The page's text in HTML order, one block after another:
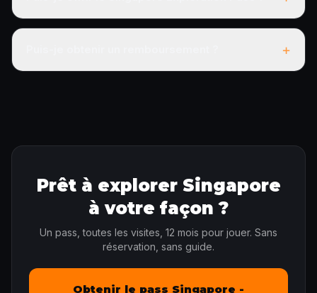
+
Prêt à explorer Singapore
à votre façon ?
Un pass, toutes les visites, 12 mois pour jouer. Sans
réservation, sans guide.
Obtenir le pass Singapore -